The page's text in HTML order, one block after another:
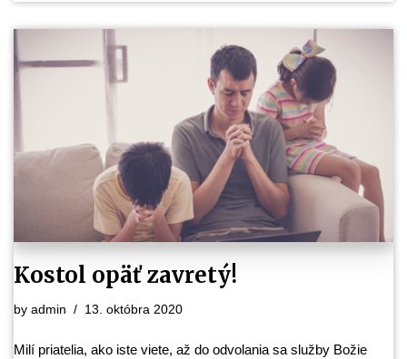
Kostol opäť zavretý!
by admin 13. októbra 2020
Milí priatelia, ako iste viete, až do odvolania sa služby Božie